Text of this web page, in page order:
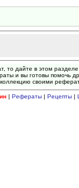
то дайте в этом
и вы готовы помочь
своими
| Рефераты| Рецепты|